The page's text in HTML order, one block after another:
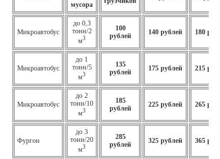
мусора
Микроавтобус
до 0,3
тонн/2
м3
100
рублей
140 рублей 180
Микроавтобус
до 1
тонн/5
м3
135
рублей
175 рублей 215
Микроавтобус
до 2
тонн/10
м3
185
рублей
225 рублей 265
Фургон
до 3
тонн/20
м3
285
рублей
325 рублей 365